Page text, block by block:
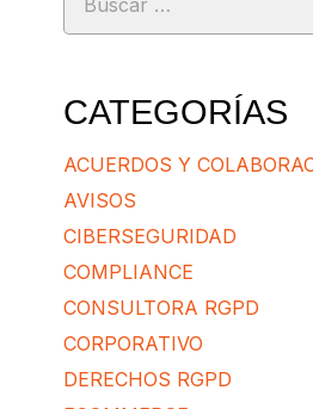
CATEGORÍAS
ACUERDOS Y
AVISOS
CIBERSEGURIDAD
COMPLIANCE
CONSULTORA RGPD
CORPORATIVO
DERECHOS RGPD